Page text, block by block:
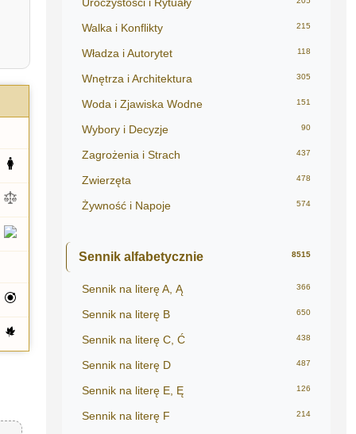
Walka i Konflikty 215
Władza i Autorytet 118
Wnętrza i Architektura 305
Woda i Zjawiska Wodne 151
Wybory i Decyzje 90
Zagrożenia i Strach 437
Zwierzęta 478
Żywność i Napoje 574
Sennik alfabetycznie 8515
Sennik na literę A, Ą 366
Sennik na literę B 650
Sennik na literę C, Ć 438
Sennik na literę D 487
Sennik na literę E, Ę 126
Sennik na literę F 214